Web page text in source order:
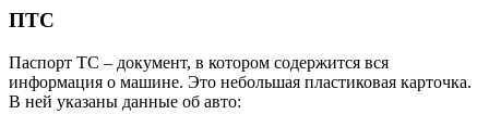
ПТС
Паспорт ТС – документ, в котором содержится вся
информация о машине. Это небольшая пластиковая карточка.
В ней указаны данные об авто: